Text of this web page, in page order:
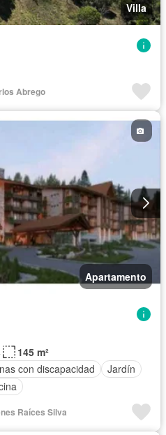
Villa
Abrego
Apartamento
145 m²
con discapacidad
Jardín
Raíces Silva